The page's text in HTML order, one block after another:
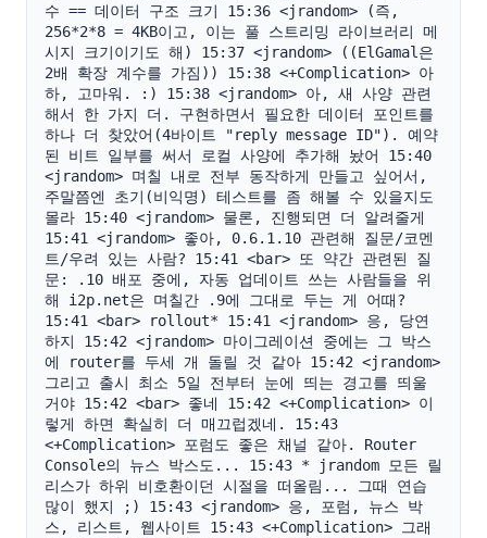
수 == 데이터 구조 크기 15:36 <jrandom> (즉,
256*2*8 = 4KB이고, 이는 풀 스트리밍 라이브러리 메
시지 크기이기도 해) 15:37 <jrandom> ((ElGamal은
2배 확장 계수를 가짐)) 15:38 <+Complication> 아
하, 고마워. :) 15:38 <jrandom> 아, 새 사양 관련
해서 한 가지 더. 구현하면서 필요한 데이터 포인트를
하나 더 찾았어(4바이트 "reply message ID"). 예약
된 비트 일부를 써서 로컬 사양에 추가해 놨어 15:40
<jrandom> 며칠 내로 전부 동작하게 만들고 싶어서,
주말쯤엔 초기(비익명) 테스트를 좀 해볼 수 있을지도
몰라 15:40 <jrandom> 물론, 진행되면 더 알려줄게
15:41 <jrandom> 좋아, 0.6.1.10 관련해 질문/코멘
트/우려 있는 사람? 15:41 <bar> 또 약간 관련된 질
문: .10 배포 중에, 자동 업데이트 쓰는 사람들을 위
해 i2p.net은 며칠간 .9에 그대로 두는 게 어때?
15:41 <bar> rollout* 15:41 <jrandom> 응, 당연
하지 15:42 <jrandom> 마이그레이션 중에는 그 박스
에 router를 두세 개 돌릴 것 같아 15:42 <jrandom>
그리고 출시 최소 5일 전부터 눈에 띄는 경고를 띄울
거야 15:42 <bar> 좋네 15:42 <+Complication> 이
렇게 하면 확실히 더 매끄럽겠네. 15:43
<+Complication> 포럼도 좋은 채널 같아. Router
Console의 뉴스 박스도... 15:43 * jrandom 모든 릴
리스가 하위 비호환이던 시절을 떠올림... 그때 연습
많이 했지 ;) 15:43 <jrandom> 응, 포럼, 뉴스 박
스, 리스트, 웹사이트 15:43 <+Complication> 그래